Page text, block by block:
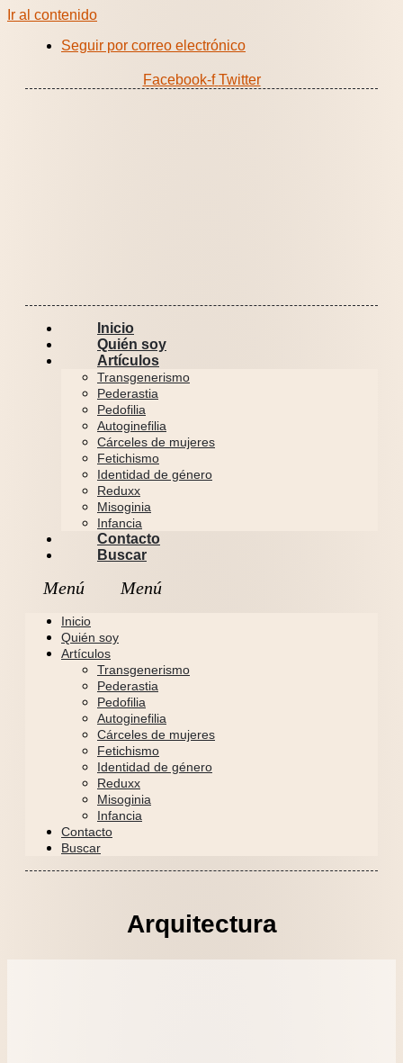
Ir al contenido
Seguir por correo electrónico
Facebook-f Twitter
Inicio
Quién soy
Artículos
Transgenerismo
Pederastia
Pedofilia
Autoginefilia
Cárceles de mujeres
Fetichismo
Identidad de género
Reduxx
Misoginia
Infancia
Contacto
Buscar
Inicio
Quién soy
Artículos
Transgenerismo
Pederastia
Pedofilia
Autoginefilia
Cárceles de mujeres
Fetichismo
Identidad de género
Reduxx
Misoginia
Infancia
Contacto
Buscar
Arquitectura